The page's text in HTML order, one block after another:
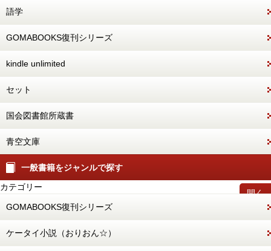
語学
GOMABOOKS復刊シリーズ
kindle unlimited
セット
国会図書館所蔵書
青空文庫
一般書籍をジャンルで探す
開く
カテゴリー
GOMABOOKS復刊シリーズ
ケータイ小説（おりおん☆）